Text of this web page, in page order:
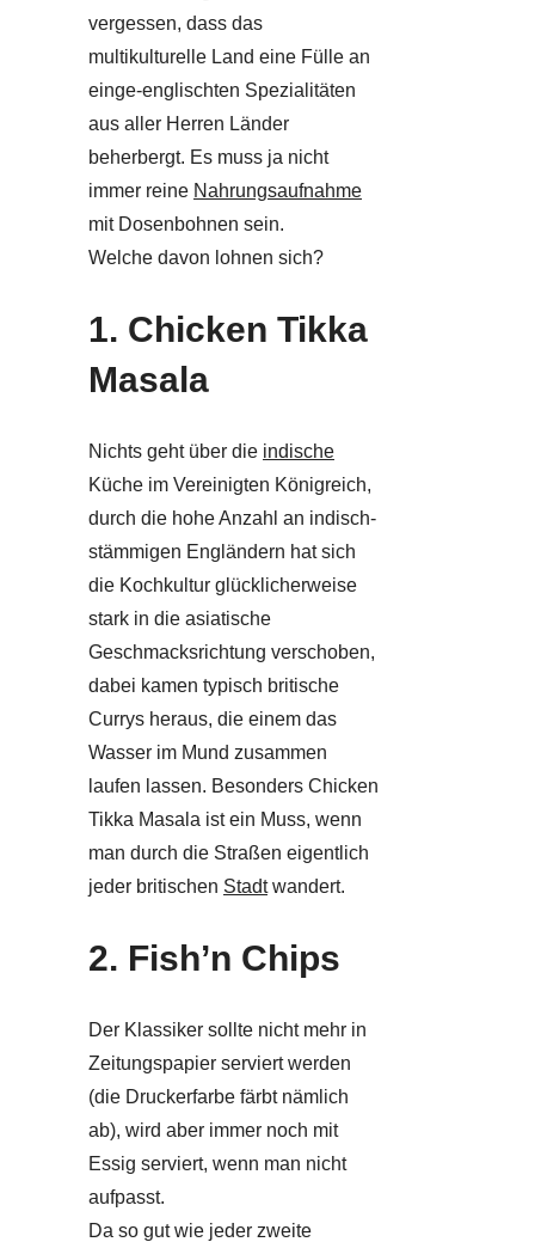
vergessen, dass das
multikulturelle Land eine Fülle an
einge-englischten Spezialitäten
aus aller Herren Länder
beherbergt. Es muss ja nicht
immer reine Nahrungsaufnahme
mit Dosenbohnen sein.
Welche davon lohnen sich?
1. Chicken Tikka
Masala
Nichts geht über die indische
Küche im Vereinigten Königreich,
durch die hohe Anzahl an indisch-
stämmigen Engländern hat sich
die Kochkultur glücklicherweise
stark in die asiatische
Geschmacksrichtung verschoben,
dabei kamen typisch britische
Currys heraus, die einem das
Wasser im Mund zusammen
laufen lassen. Besonders Chicken
Tikka Masala ist ein Muss, wenn
man durch die Straßen eigentlich
jeder britischen Stadtwandert.
2. Fish’n Chips
Der Klassiker sollte nicht mehr in
Zeitungspapier serviert werden
(die Druckerfarbe färbt nämlich
ab), wird aber immer noch mit
Essig serviert, wenn man nicht
aufpasst.
Da so gut wie jeder zweite